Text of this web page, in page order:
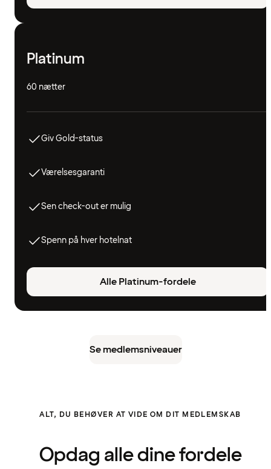
Platinum
60 nætter
Giv Gold-status
Værelsesgaranti
Sen check-out er mulig
Spenn på hver hotelnat
Alle Platinum-fordele
Se medlemsniveauer
ALT, DU BEHØVER AT VIDE OM DIT MEDLEMSKAB
Opdag alle dine fordele